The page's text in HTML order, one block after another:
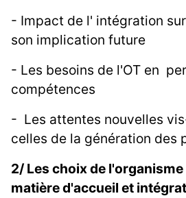
- Impact de l' intégration
son implication future
- Les besoins de l'OT en
compétences
- Les attentes nouvelles
celles de la génération des
2/ Les choix de l'organisme
matière d'accueil et